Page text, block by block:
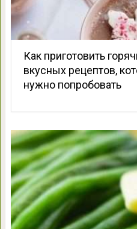
Как приготовить
вкусных рецептов,
нужно попробовать